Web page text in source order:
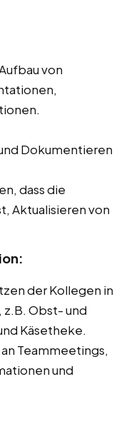
von
Dokumentieren
dass die
Aktualisieren von
der Kollegen in
Obst- und
Käsetheke.
Teammeetings,
und